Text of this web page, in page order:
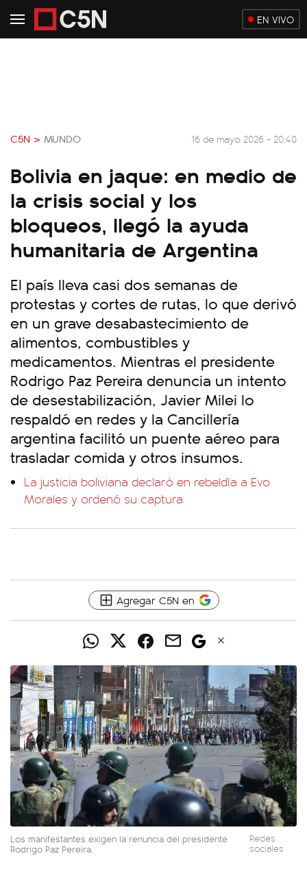
EN VIVO
C5N > MUNDO 16 de mayo 2026 - 20:40
Bolivia en jaque: en medio de
la crisis social y los
bloqueos, llegó la ayuda
humanitaria de Argentina
El país lleva casi dos semanas de
protestas y cortes de rutas, lo que derivó
en un grave desabastecimiento de
alimentos, combustibles y
medicamentos. Mientras el presidente
Rodrigo Paz Pereira denuncia un intento
de desestabilización, Javier Milei lo
respaldó en redes y la Cancillería
argentina facilitó un puente aéreo para
trasladar comida y otros insumos.
La justicia boliviana declaró en rebeldía a Evo
Morales y ordenó su captura
Agregar C5N en
Los manifestantes exigen la renuncia del presidente
Rodrigo Paz Pereira.
Redes
sociales